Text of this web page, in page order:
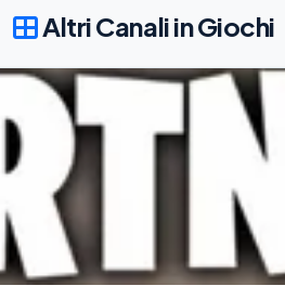
Altri Canali in Giochi